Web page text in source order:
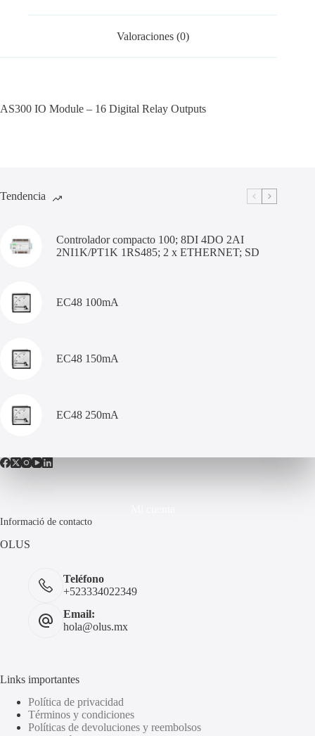
Valoraciones (0)
AS300 IO Module – 16 Digital Relay Outputs
Tendencia
Controlador compacto 100; 8DI 4DO 2AI
2NI1K/PT1K 1RS485; 2 x ETHERNET; SD
EC48 100mA
EC48 150mA
EC48 250mA
Informació de contacto
OLUS
Teléfono
+523334022349
Email:
hola@olus.mx
Links importantes
Política de privacidad
Términos y condiciones
Políticas de devoluciones y reembolsos